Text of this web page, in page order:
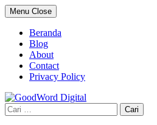
Skip
to
content
Menu Close
Beranda
Blog
About
Contact
Privacy Policy
Cari
untuk: